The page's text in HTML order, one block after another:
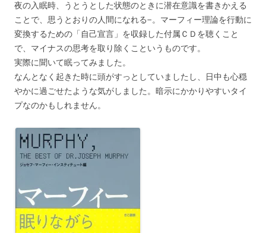
夜の入眠時、うとうとした状態のときに潜在意識を書きかえる
ことで、思うとおりの人間になれる−。マーフィー理論を行動に
変換するための「自己宣言」を収録した付属ＣＤを聴くこと
で、マイナスの思考を取り除くこというものです。
実際に聞いて眠ってみました。
なんとなく起きた時に頭がすっとしていましたし、日中も心穏
やかに過ごせたような気がしました。暗示にかかりやすいタイ
プなのかもしれません。